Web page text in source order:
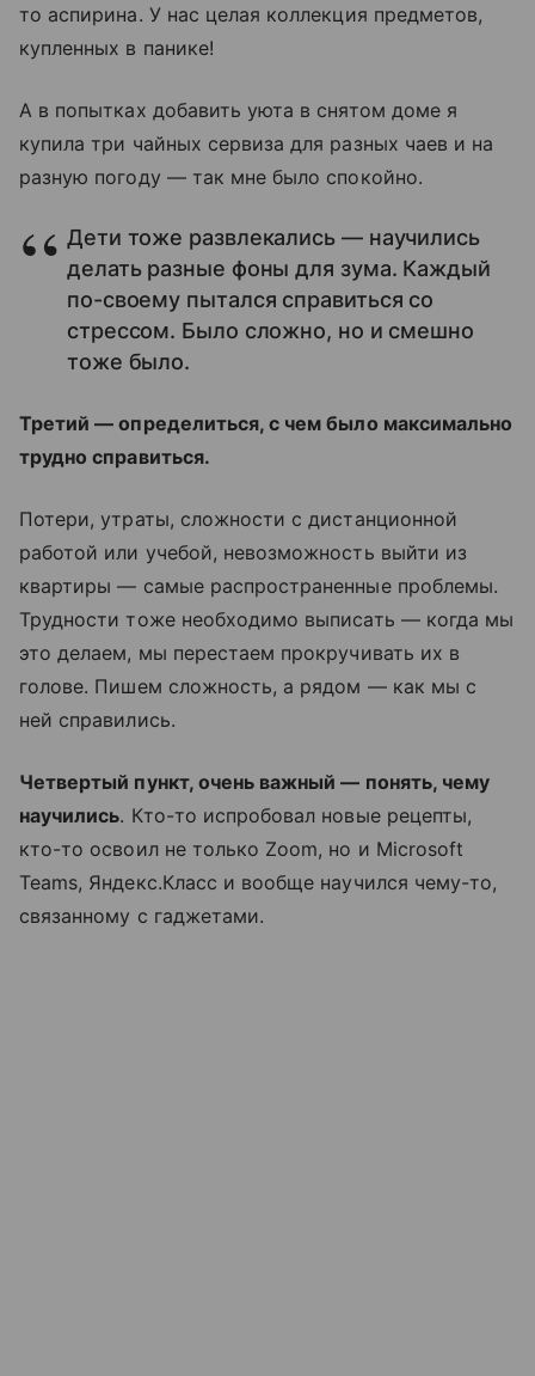
то аспирина. У нас целая коллекция предметов,
купленных в панике!
А в попытках добавить уюта в снятом доме я
купила три чайных сервиза для разных чаев и на
разную погоду — так мне было спокойно.
Дети тоже развлекались — научились
делать разные фоны для зума. Каждый
по-своему пытался справиться со
стрессом. Было сложно, но и смешно
тоже было.
Третий — определиться, с чем было максимально
трудно справиться.
Потери, утраты, сложности с дистанционной
работой или учебой, невозможность выйти из
квартиры — самые распространенные проблемы.
Трудности тоже необходимо выписать — когда мы
это делаем, мы перестаем прокручивать их в
голове. Пишем сложность, а рядом — как мы с
ней справились.
Четвертый пункт, очень важный — понять, чему
научились. Кто-то испробовал новые рецепты,
кто-то освоил не только Zoom, но и Microsoft
Teams, Яндекс.Класс и вообще научился чему-то,
связанному с гаджетами.